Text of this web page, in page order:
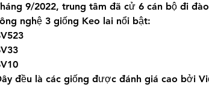
9/2022, trung tâm đã cử 6 cán bộ đi
nghệ 3 giống Keo lai nổi bật:
đều là các giống được đánh giá cao bởi